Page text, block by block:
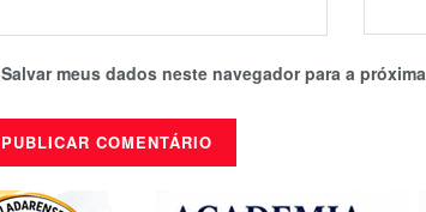
Salvar meus dados neste navegador para a